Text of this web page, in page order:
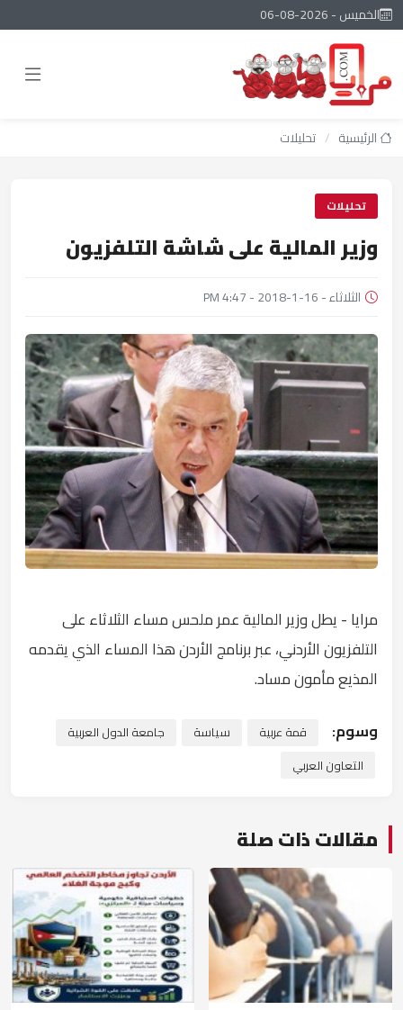
الخميس - 2026-08-06
الرئيسية / تحليلات
تحليلات
وزير المالية على شاشة التلفزيون
الثلاثاء - 16-1-2018 - 4:47 PM
مرايا - يطل وزير المالية عمر ملحس مساء الثلاثاء على
التلفزيون الأردني، عبر برنامج الأردن هذا المساء الذي يقدمه
المذيع مأمون مساد.
وسوم: قمة عربية سياسة
جامعة الدول العربية
التعاون العربي
مقالات ذات صلة